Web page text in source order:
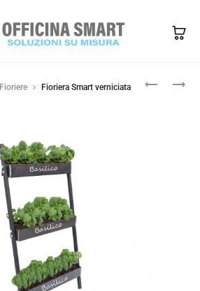
FIORIERA
FIORIERA
Fioriere Fioriera Smart verniciata